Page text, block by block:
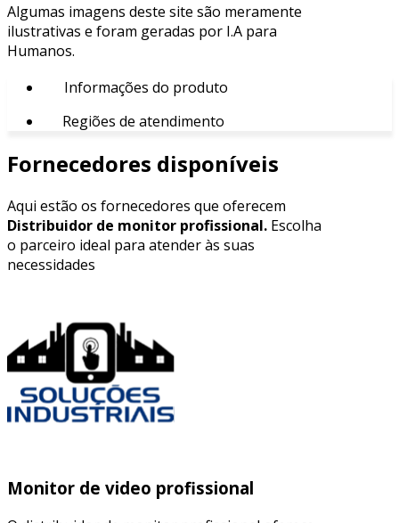
Algumas imagens deste site são meramente
ilustrativas e foram geradas por I.A para
Humanos.
Informações do produto
Regiões de atendimento
Fornecedores disponíveis
Aqui estão os fornecedores que oferecem
Distribuidor de monitor profissional. Escolha
o parceiro ideal para atender às suas
necessidades
Monitor de video profissional